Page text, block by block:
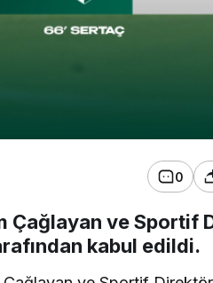
0
Çağlayan ve Sportif
kabul edildi.